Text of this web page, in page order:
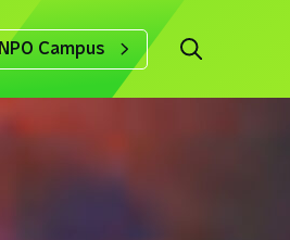
NPO Campus